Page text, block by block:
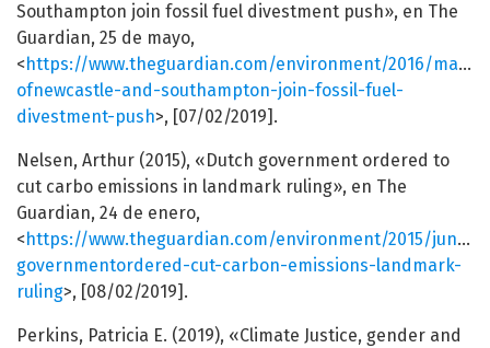
Southampton join fossil fuel divestment push», en The
Guardian, 25 de mayo,
<https://www.theguardian.com/environment/2016/may/
ofnewcastle-and-southampton-join-fossil-fuel-
divestment-push>, [07/02/2019].
Nelsen, Arthur (2015), «Dutch government ordered to
cut carbo emissions in landmark ruling», en The
Guardian, 24 de enero,
<https://www.theguardian.com/environment/2015/jun/
governmentordered-cut-carbon-emissions-landmark-
ruling>, [08/02/2019].
Perkins, Patricia E. (2019), «Climate Justice, gender and